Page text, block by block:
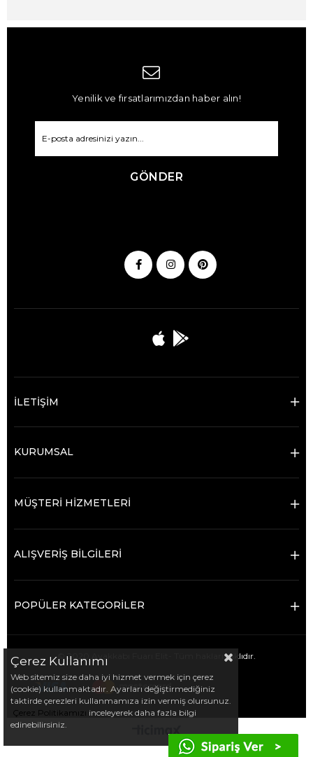
Yenilik ve fırsatlarımızdan haber alın!
GÖNDER
İLETİŞİM
KURUMSAL
MÜŞTERİ HİZMETLERİ
ALIŞVERİŞ BİLGİLERİ
POPÜLER KATEGORİLER
© 2020 Ayakkabı Fuarı Elit- Tüm hakları saklıdır.
Çerez Kullanımı
Web sitemiz size daha iyi hizmet vermek için çerez
(cookie) kullanmaktadır. Ayarları değiştirmediğiniz
taktirde çerezleri kullanmamıza izin vermiş olursunuz.
Çerez Politikamızı inceleyerek daha fazla bilgi
edinebilirsiniz.